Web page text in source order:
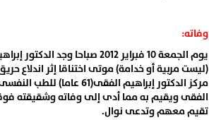
وفاته:
يوم الجمعة 10 فبراير 2012
(ليست مربية أو خدامة) موتى اختناقا إثر
مركز الدكتور إبراهيم
تقيم معهم وتدعى نوال.